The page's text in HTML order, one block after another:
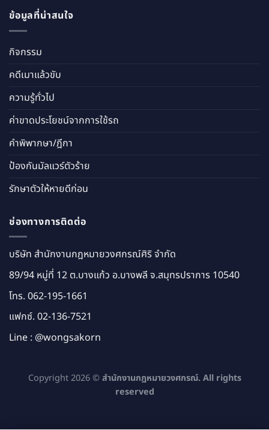
ข้อมูลที่น่าสนใจ
กิจกรรม
คดีเมาแล้วขับ
ความรู้ทั่วไป
ค่าขาดประโยชน์จากการใช้รถ
คำพิพากษา/ฎีกา
ป้องกันมัลแวร์ตัวร้าย
รักษาตัวให้หายดีก่อน
ช่องทางการติดต่อ
บริษัท สำนักงานกฎหมายวงศกรณ์ศิริ จำกัด
89/94 หมู่ที่ 12 ต.บางแก้ว อ.บางพลี จ.สมุทรปราการ 10540
โทร. 062-195-1661
แฟกซ์. 02-136-7521
Line : @wongsakorn
Copyright 2026 ©สำนักงานกฎหมายวงศกรณ์. All rights
reserved